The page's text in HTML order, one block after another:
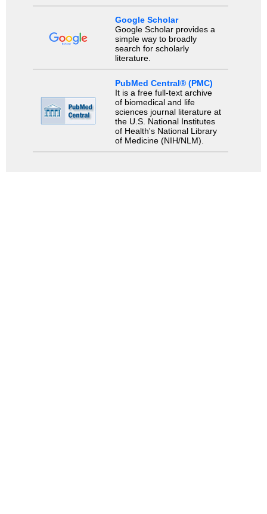
Google Scholar
Google Scholar provides a
simple way to broadly
search for scholarly
literature.
PubMed Central® (PMC)
It is a free full-text archive
of biomedical and life
sciences journal literature at
the U.S. National Institutes
of Health's National Library
of Medicine (NIH/NLM).